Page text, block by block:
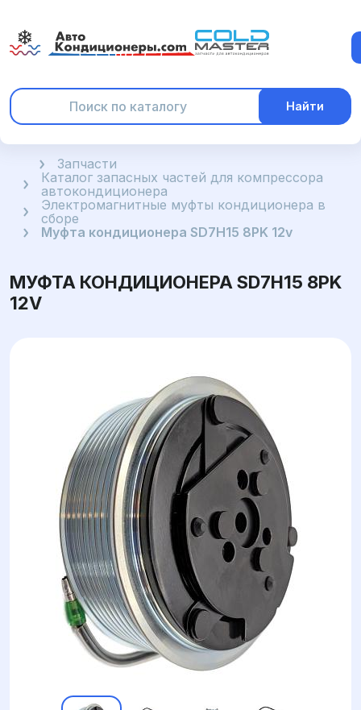
Найти
ГлавнаяЗапчасти
Каталог запасных частей для компрессора
автокондиционера
Электромагнитные муфты кондиционера в
сборе
Муфта кондиционера SD7H15 8PK 12v
МУФТА КОНДИЦИОНЕРА SD7H15 8PK
12V